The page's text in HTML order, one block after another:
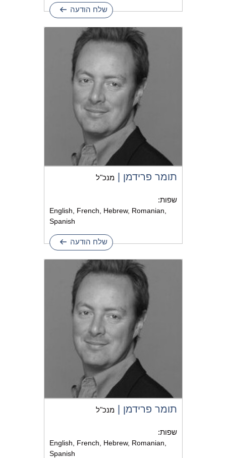
שלח הודעה
תומר פרידמן |מנכ"ל
שפות:
English, French, Hebrew, Romanian,
Spanish
שלח הודעה
תומר פרידמן |מנכ"ל
שפות:
English, French, Hebrew, Romanian,
Spanish